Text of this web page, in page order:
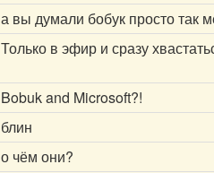
а вы думали бобук просто так
Только в эфир и сразу
Bobuk and Microsoft?!
блин
о чём они?